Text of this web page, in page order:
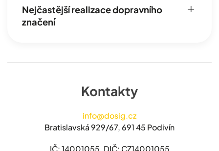
Nejčastější realizace dopravního
značení
Kontakty
info@dosig.cz
Bratislavská 929/67, 691 45 Podivín
IČ: 14001055, DIČ: CZ14001055